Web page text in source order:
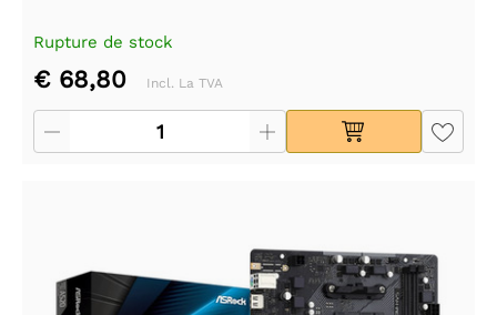
Rupture de stock
€ 68,80 Incl. La TVA